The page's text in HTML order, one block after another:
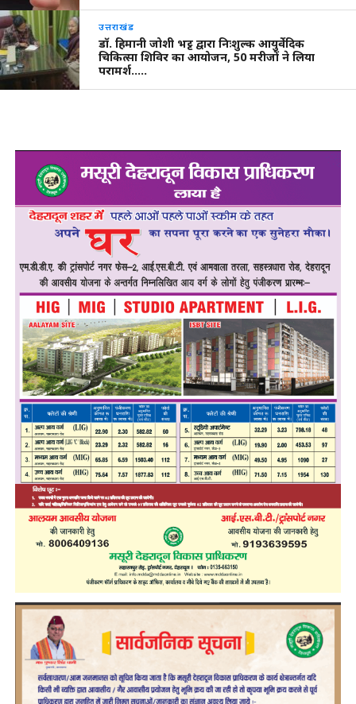
उत्तराखंड
डॉ. हिमानी जोशी भट्ट द्वारा निःशुल्क आयुर्वेदिक
चिकित्सा शिविर का आयोजन, 50 मरीजों ने लिया
परामर्श…..